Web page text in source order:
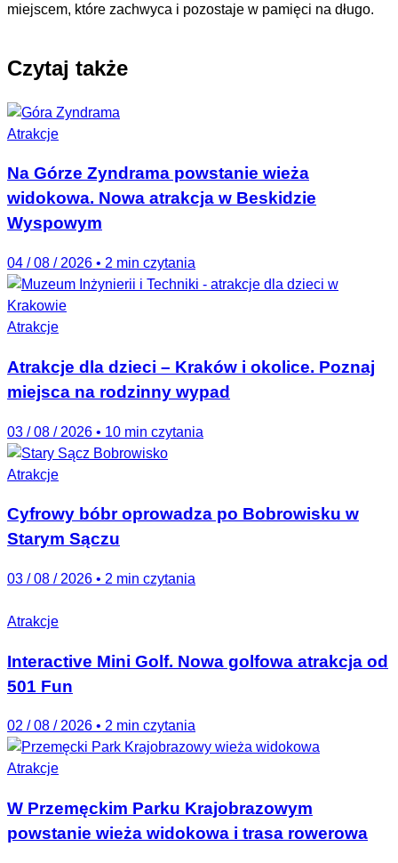
miejscem, które zachwyca i pozostaje w pamięci na długo.
Czytaj także
Atrakcje
Na Górze Zyndrama powstanie wieża
widokowa. Nowa atrakcja w Beskidzie
Wyspowym
04 / 08 / 2026 • 2 min czytania
Atrakcje
Atrakcje dla dzieci – Kraków i okolice. Poznaj
miejsca na rodzinny wypad
03 / 08 / 2026 • 10 min czytania
Atrakcje
Cyfrowy bóbr oprowadza po Bobrowisku w
Starym Sączu
03 / 08 / 2026 • 2 min czytania
Atrakcje
Interactive Mini Golf. Nowa golfowa atrakcja od
501 Fun
02 / 08 / 2026 • 2 min czytania
Atrakcje
W Przemęckim Parku Krajobrazowym
powstanie wieża widokowa i trasa rowerowa